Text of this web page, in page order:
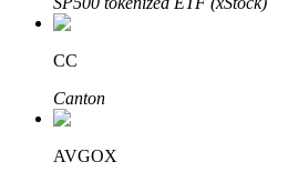
พันธมิตร Bitrue
CC
Canton
AVGOX